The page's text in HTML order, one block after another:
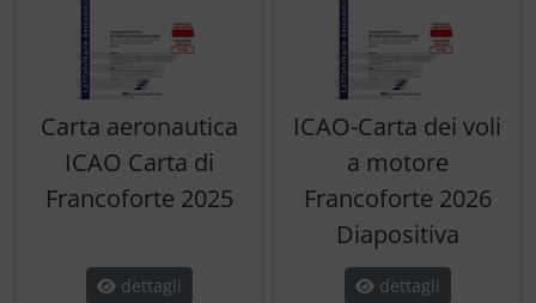
Carta aeronautica
ICAO Carta di
Francoforte 2025
dettagli
ICAO-Carta dei voli
a motore
Francoforte 2026
Diapositiva
dettagli